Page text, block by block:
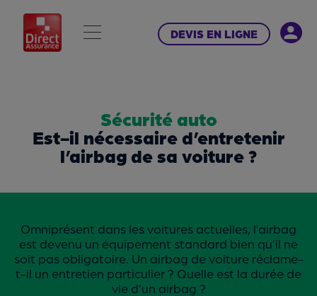
DEVIS EN LIGNE
Sécurité auto
Est-il nécessaire d’entretenir
l’airbag de sa voiture ?
Omniprésent dans les voitures actuelles, l’airbag
est devenu un équipement standard bien qu’il ne
soit pas obligatoire. Un airbag de voiture réclame-
t-il un entretien particulier ? Quelle est la durée de
vie d’un airbag ?